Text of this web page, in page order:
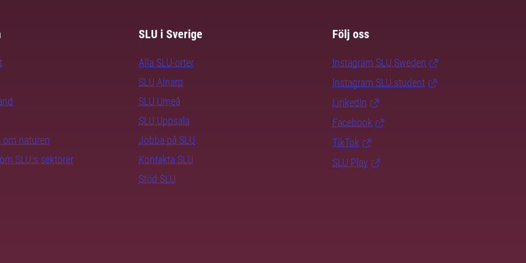
naturen
SLU:s sektorer
SLU i Sverige
Alla SLU-orter
SLU Alnarp
SLU Umeå
SLU Uppsala
Jobba på SLU
Kontakta SLU
Stöd SLU
Följ oss
Instagram SLU.Sweden
Instagram SLU.student
LinkedIn
Facebook
TikTok
SLU Play